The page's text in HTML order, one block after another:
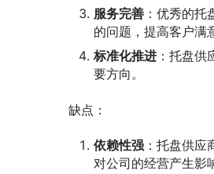
服务完善 ：优秀的
的问题，提高客户满
标准化推进 ：托盘
要方向。
缺点：
依赖性强 ：托盘供
对公司的经营产生影